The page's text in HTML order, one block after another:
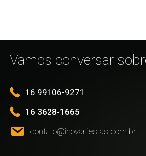
Vamos conversar
16 99106-9271
16 3628-1665
contato@inovarfestas.com.br